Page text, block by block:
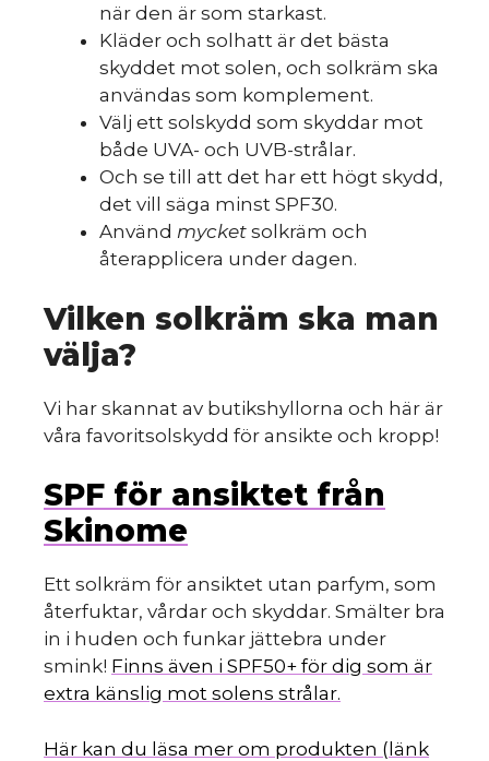
när den är som starkast.
Kläder och solhatt är det bästa
skyddet mot solen, och solkräm ska
användas som komplement.
Välj ett solskydd som skyddar mot
både UVA- och UVB-strålar.
Och se till att det har ett högt skydd,
det vill säga minst SPF30.
Använd mycket solkräm och
återapplicera under dagen.
Vilken solkräm ska man
välja?
Vi har skannat av butikshyllorna och här är
våra favoritsolskydd för ansikte och kropp!
SPF för ansiktet från
Skinome
Ett solkräm för ansiktet utan parfym, som
återfuktar, vårdar och skyddar. Smälter bra
in i huden och funkar jättebra under
smink! Finns även i SPF50+ för dig som är
extra känslig mot solens strålar.
Här kan du läsa mer om produkten (länk